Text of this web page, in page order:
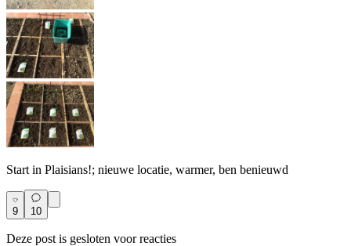
Start in Plaisians!; nieuwe locatie, warmer, ben benieuwd
9 10
Deze post is gesloten voor reacties